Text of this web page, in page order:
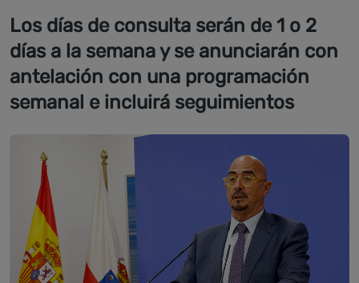
Los días de consulta serán de 1 o 2
días a la semana y se anunciarán con
antelación con una programación
semanal e incluirá seguimientos